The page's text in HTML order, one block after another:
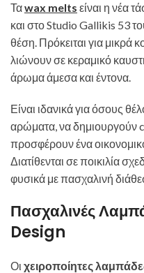
Ταwax melts είναι η νέα
και στο Studio Gallikis 53
θέση. Πρόκειται για μικρά
λιώνουν σε κεραμικό
άρωμα άμεσα και έντονα.
Είναι ιδανικά για όσους
αρώματα, να δημιουργούν
προσφέρουν ένα
Διατίθενται σε ποικιλία
φυσικά με πασχαλινή
Πασχαλινές
Design
Οι χειροποίητες